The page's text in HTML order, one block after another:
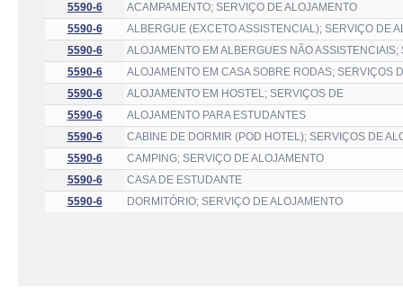
5590-6
ACAMPAMENTO; SERVIÇO DE ALOJAMENTO
5590-6
ALBERGUE (EXCETO ASSISTENCIAL); SERVIÇO DE
5590-6
ALOJAMENTO EM ALBERGUES NÃO ASSISTENCIAIS;
5590-6
ALOJAMENTO EM CASA SOBRE RODAS; SERVIÇOS
5590-6
ALOJAMENTO EM HOSTEL; SERVIÇOS DE
5590-6
ALOJAMENTO PARA ESTUDANTES
5590-6
CABINE DE DORMIR (POD HOTEL); SERVIÇOS DE
5590-6
CAMPING; SERVIÇO DE ALOJAMENTO
5590-6
CASA DE ESTUDANTE
5590-6
DORMITÓRIO; SERVIÇO DE ALOJAMENTO